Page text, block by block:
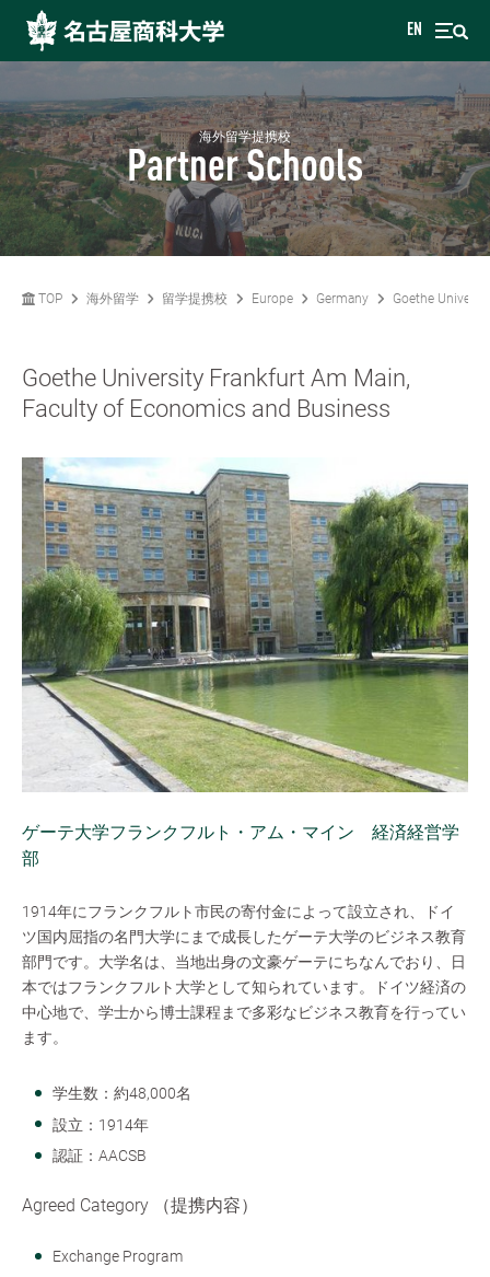
EN
海外留学提携校
Partner Schools
TOP 海外留学 留学提携校 Europe Germany Goethe
Goethe University Frankfurt Am Main,
Faculty of Economics and Business
ゲーテ大学フランクフルト・アム・マイン 経済経営学
部
1914年にフランクフルト市民の寄付金によって設立され、ドイ
ツ国内屈指の名門大学にまで成長したゲーテ大学のビジネス教育
部門です。大学名は、当地出身の文豪ゲーテにちなんでおり、日
本ではフランクフルト大学として知られています。ドイツ経済の
中心地で、学士から博士課程まで多彩なビジネス教育を行ってい
ます。
学生数：約48,000名
設立：1914年
認証：AACSB
Agreed Category （提携内容）
Exchange Program